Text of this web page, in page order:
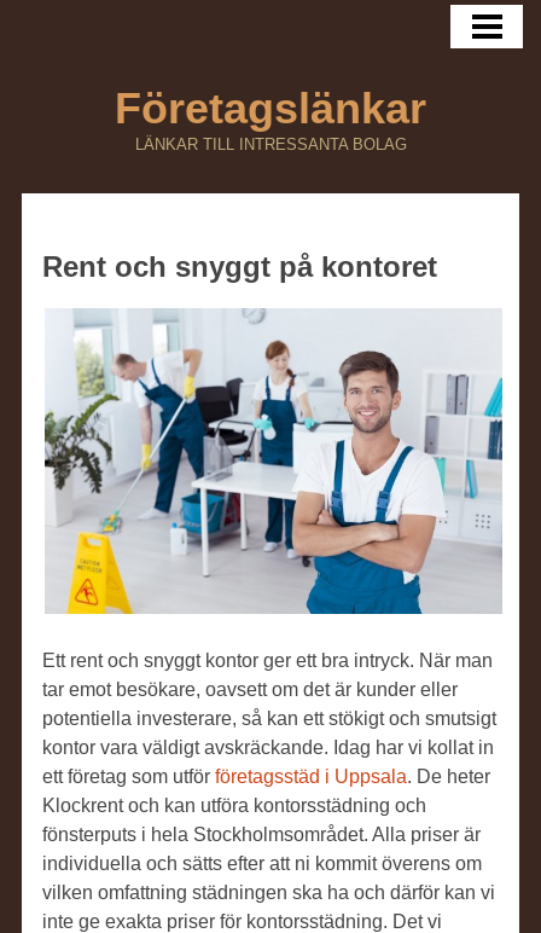
Företagslänkar
LÄNKAR TILL INTRESSANTA BOLAG
Rent och snyggt på kontoret
Ett rent och snyggt kontor ger ett bra intryck. När man
tar emot besökare, oavsett om det är kunder eller
potentiella investerare, så kan ett stökigt och smutsigt
kontor vara väldigt avskräckande. Idag har vi kollat in
ett företag som utför företagsstäd i Uppsala. De heter
Klockrent och kan utföra kontorsstädning och
fönsterputs i hela Stockholmsområdet. Alla priser är
individuella och sätts efter att ni kommit överens om
vilken omfattning städningen ska ha och därför kan vi
inte ge exakta priser för kontorsstädning. Det vi